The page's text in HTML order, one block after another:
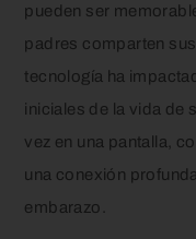
pueden ser
padres comparten
tecnología ha
iniciales de la vida de
vez en una pantalla,
una conexión
embarazo.